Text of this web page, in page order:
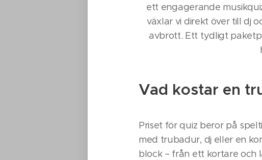
ett engagerande
växlar vi direkt över till dj
avbrott. Ett tydligt
Vad kostar en
Priset för quiz beror på
med trubadur, dj eller en
block – från ett kortare och